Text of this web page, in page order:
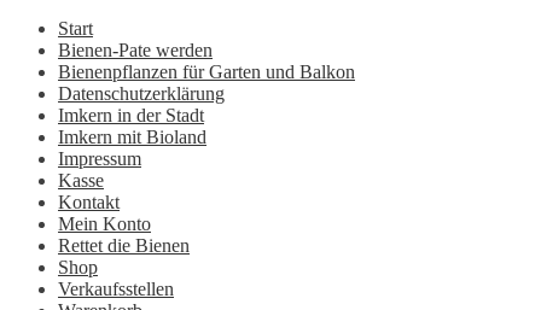
Start
Bienen-Pate werden
Bienenpflanzen für Garten und Balkon
Datenschutzerklärung
Imkern in der Stadt
Imkern mit Bioland
Impressum
Kasse
Kontakt
Mein Konto
Rettet die Bienen
Shop
Verkaufsstellen